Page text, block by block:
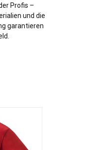
Profis –
und die
garantieren